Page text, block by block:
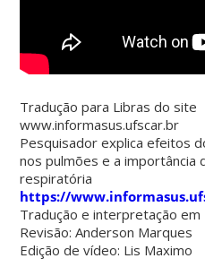
Tradução para Libras do site
www.informasus.ufscar.br
Pesquisador explica efeitos
nos pulmões e a importância
respiratória
https://
Tradução e interpretação em
Revisão: Anderson Marques
Edição de vídeo: Lis Maximo